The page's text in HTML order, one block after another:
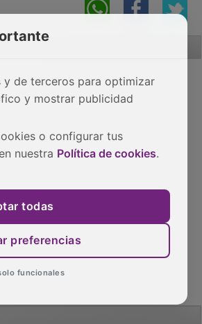
de terceros para optimizar
y mostrar publicidad
o configurar tus
nuestra Política de cookies.
todas
preferencias
funcionales